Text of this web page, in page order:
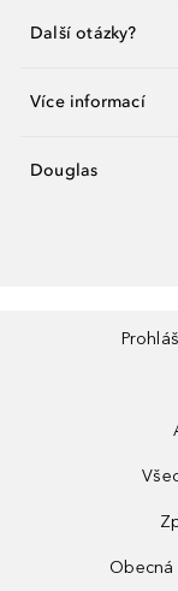
Další otázky?
Více informací
Douglas